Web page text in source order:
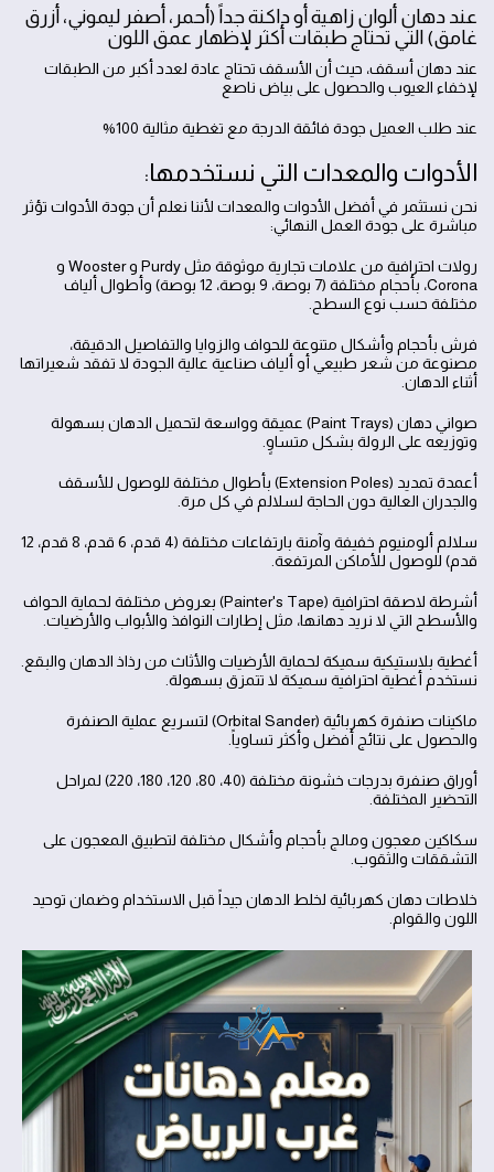
عند دهان ألوان زاهية أو داكنة جداً (أحمر، أصفر ليموني، أزرق
غامق) التي تحتاج طبقات أكثر لإظهار عمق اللون
عند دهان أسقف، حيث أن الأسقف تحتاج عادة لعدد أكبر من الطبقات
لإخفاء العيوب والحصول على بياض ناصع
عند طلب العميل جودة فائقة الدرجة مع تغطية مثالية 100%
الأدوات والمعدات التي نستخدمها:
نحن نستثمر في أفضل الأدوات والمعدات لأننا نعلم أن جودة الأدوات تؤثر
مباشرة على جودة العمل النهائي:
رولات احترافية من علامات تجارية موثوقة مثل Purdy و Wooster و
Corona، بأحجام مختلفة (7 بوصة، 9 بوصة، 12 بوصة) وأطوال ألياف
مختلفة حسب نوع السطح.
فرش بأحجام وأشكال متنوعة للحواف والزوايا والتفاصيل الدقيقة،
مصنوعة من شعر طبيعي أو ألياف صناعية عالية الجودة لا تفقد شعيراتها
أثناء الدهان.
صواني دهان (Paint Trays) عميقة وواسعة لتحميل الدهان بسهولة
وتوزيعه على الرولة بشكل متساوٍ.
أعمدة تمديد (Extension Poles) بأطوال مختلفة للوصول للأسقف
والجدران العالية دون الحاجة لسلالم في كل مرة.
سلالم ألومنيوم خفيفة وآمنة بارتفاعات مختلفة (4 قدم، 6 قدم، 8 قدم، 12
قدم) للوصول للأماكن المرتفعة.
أشرطة لاصقة احترافية (Painter's Tape) بعروض مختلفة لحماية الحواف
والأسطح التي لا نريد دهانها، مثل إطارات النوافذ والأبواب والأرضيات.
أغطية بلاستيكية سميكة لحماية الأرضيات والأثاث من رذاذ الدهان والبقع.
نستخدم أغطية احترافية سميكة لا تتمزق بسهولة.
ماكينات صنفرة كهربائية (Orbital Sander) لتسريع عملية الصنفرة
والحصول على نتائج أفضل وأكثر تساوياً.
أوراق صنفرة بدرجات خشونة مختلفة (40، 80، 120، 180، 220) لمراحل
التحضير المختلفة.
سكاكين معجون ومالج بأحجام وأشكال مختلفة لتطبيق المعجون على
التشققات والثقوب.
خلاطات دهان كهربائية لخلط الدهان جيداً قبل الاستخدام وضمان توحيد
اللون والقوام.